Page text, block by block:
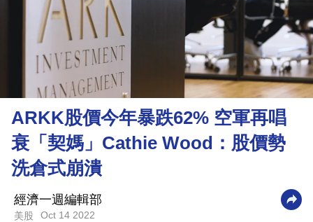
投
資
樓
理
財
商
業
科
技
ARKK股價今年暴跌62% 空軍再唱
衰「契媽」Cathie Wood：股價勢
洗倉式崩潰
經濟一週編輯部
美股 Oct 14 2022